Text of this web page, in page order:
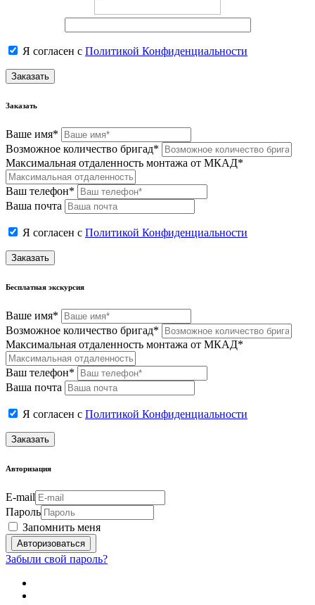
Я согласен с Политикой Конфиденциальности
Заказать
Заказать
Ваше имя*
Возможное количество бригад*
Максимальная отдаленность монтажа от МКАД*
Ваш телефон*
Ваша почта
Я согласен с Политикой Конфиденциальности
Заказать
Бесплатная экскурсия
Ваше имя*
Возможное количество бригад*
Максимальная отдаленность монтажа от МКАД*
Ваш телефон*
Ваша почта
Я согласен с Политикой Конфиденциальности
Заказать
Авторизация
E-mail
Пароль
Запомнить меня
Забыли свой пароль?